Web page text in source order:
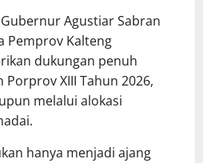
Agustiar Sabran
Pemprov Kalteng
dukungan penuh
XIII Tahun 2026,
melalui alokasi
hanya menjadi ajang